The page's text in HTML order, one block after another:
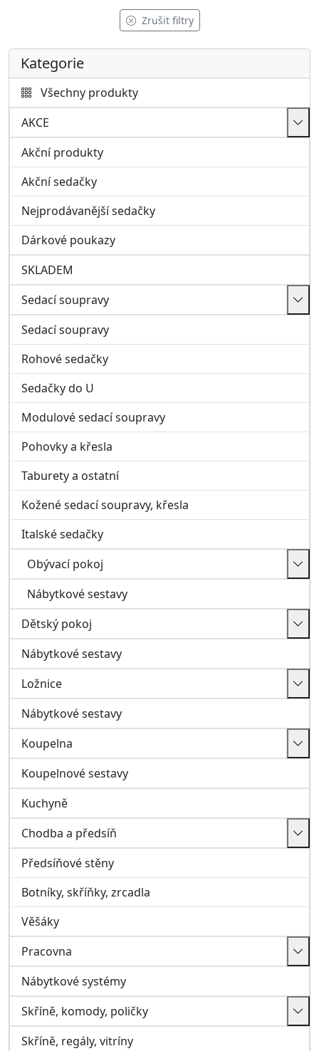
Nejprodávanější sedačky
Dárkové poukazy
SKLADEM
Sedací soupravy
Sedací soupravy
Rohové sedačky
Sedačky do U
Modulové sedací soupravy
Pohovky a křesla
Taburety a ostatní
Kožené sedací soupravy, křesla
Italské sedačky
Obývací pokoj
Nábytkové sestavy
Dětský pokoj
Nábytkové sestavy
Ložnice
Nábytkové sestavy
Koupelna
Koupelnové sestavy
Kuchyně
Chodba a předsíň
Předsíňové stěny
Botníky, skříňky, zrcadla
Věšáky
Pracovna
Nábytkové systémy
Skříně, komody, poličky
Skříně, regály, vitríny
Poličky, závěsné skříňky
Komody, truhly
Matrace a rošty
Matrace
Rošty
Bar, Zahrada, Ostatní